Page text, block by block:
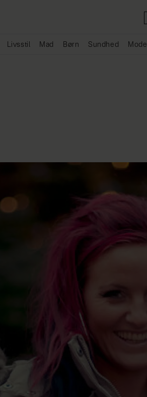
Livsstil Mad Børn Sundhed Mode